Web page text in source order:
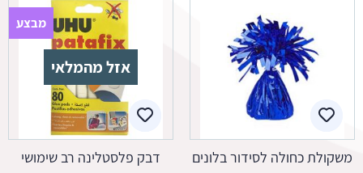
משקולת כחולה לסידור בלונים
אזל מהמלאי
מבצע
דבק פלסטלינה רב שימושי